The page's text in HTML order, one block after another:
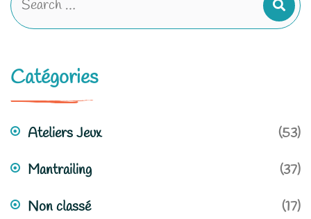
Catégories
Ateliers Jeux
(53)
Mantrailing
(37)
Non classé
(17)